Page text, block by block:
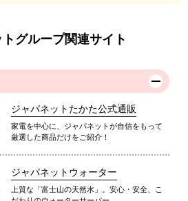
グループ関連サイト
ジャパネットたかた公式通販
家電を中心に、ジャパネットが自信をもって
厳選した商品だけをご紹介！
ジャパネットウォーター
上質な「富士山の天然水」。安心・安全、こ